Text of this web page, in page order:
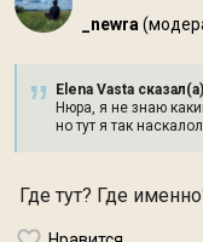
_newra
Elena Vasta
Нюра, я не знаю
но тут я так
Где тут? Где